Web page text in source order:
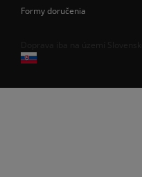
Formy doručenia